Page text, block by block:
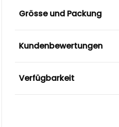
Grösse und Packung
Kundenbewertungen
Verfügbarkeit